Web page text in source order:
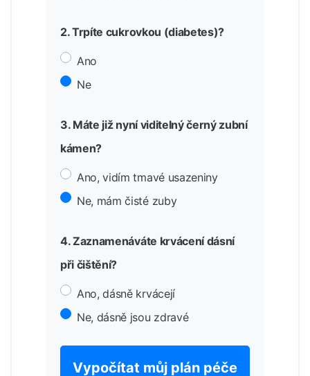
2. Trpíte cukrovkou (diabetes)?
Ano
Ne
3. Máte již nyní viditelný černý zubní
kámen?
Ano, vidím tmavé usazeniny
Ne, mám čisté zuby
4. Zaznamenáváte krvácení dásní
při čištění?
Ano, dásně krvácejí
Ne, dásně jsou zdravé
Vypočítat můj plán péče